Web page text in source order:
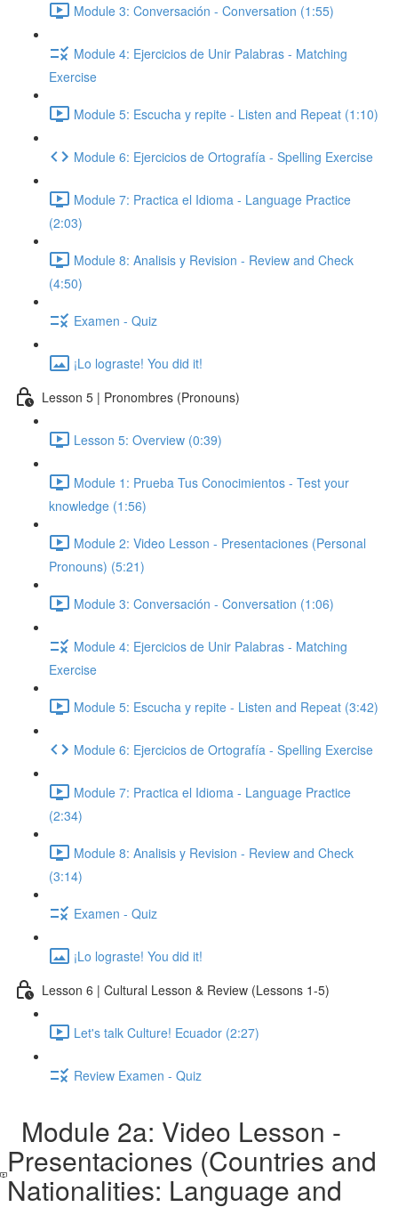
Module 3: Conversación - Conversation (1:55)
Module 4: Ejercicios de Unir Palabras - Matching
Exercise
Module 5: Escucha y repite - Listen and Repeat (1:10)
Module 6: Ejercicios de Ortografía - Spelling Exercise
Module 7: Practica el Idioma - Language Practice
(2:03)
Module 8: Analisis y Revision - Review and Check
(4:50)
Examen - Quiz
¡Lo lograste! You did it!
Lesson 5 | Pronombres (Pronouns)
Lesson 5: Overview (0:39)
Module 1: Prueba Tus Conocimientos - Test your
knowledge (1:56)
Module 2: Video Lesson - Presentaciones (Personal
Pronouns) (5:21)
Module 3: Conversación - Conversation (1:06)
Module 4: Ejercicios de Unir Palabras - Matching
Exercise
Module 5: Escucha y repite - Listen and Repeat (3:42)
Module 6: Ejercicios de Ortografía - Spelling Exercise
Module 7: Practica el Idioma - Language Practice
(2:34)
Module 8: Analisis y Revision - Review and Check
(3:14)
Examen - Quiz
¡Lo lograste! You did it!
Lesson 6 | Cultural Lesson & Review (Lessons 1-5)
Let's talk Culture! Ecuador (2:27)
Review Examen - Quiz
Module 2a: Video Lesson -
Presentaciones (Countries and
Nationalities: Language and